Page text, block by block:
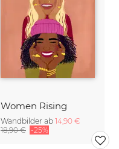
Women Rising
Wandbilder ab 14,90 €
18,90 € -25%